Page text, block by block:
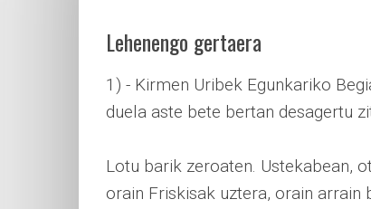
Lehenengo gertaera
1) - Kirmen Uribek Egunkariko
duela aste bete bertan desagertu
Lotu barik zeroaten. Ustekabean,
orain Friskisak uztera, orain arrain